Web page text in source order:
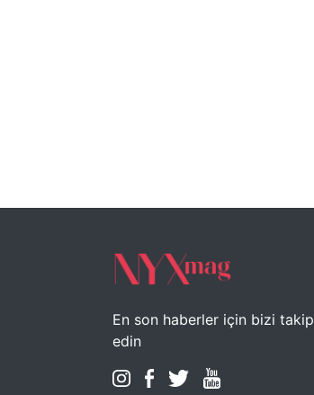
En son haberler için bizi takip
edin